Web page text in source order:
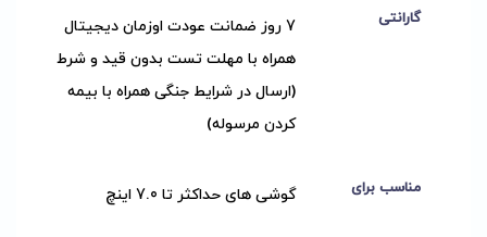
گارانتی
7 روز ضمانت عودت اوزمان دیجیتال
همراه با مهلت تست بدون قید و شرط
(ارسال در شرایط جنگی همراه با بیمه
کردن مرسوله)
مناسب برای گوشی های حداکثر تا 7.0 اینچ